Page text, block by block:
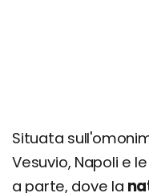
Giorno 7
Museo e Real
Situata
Vesuvio, Napoli e
a parte, dove la